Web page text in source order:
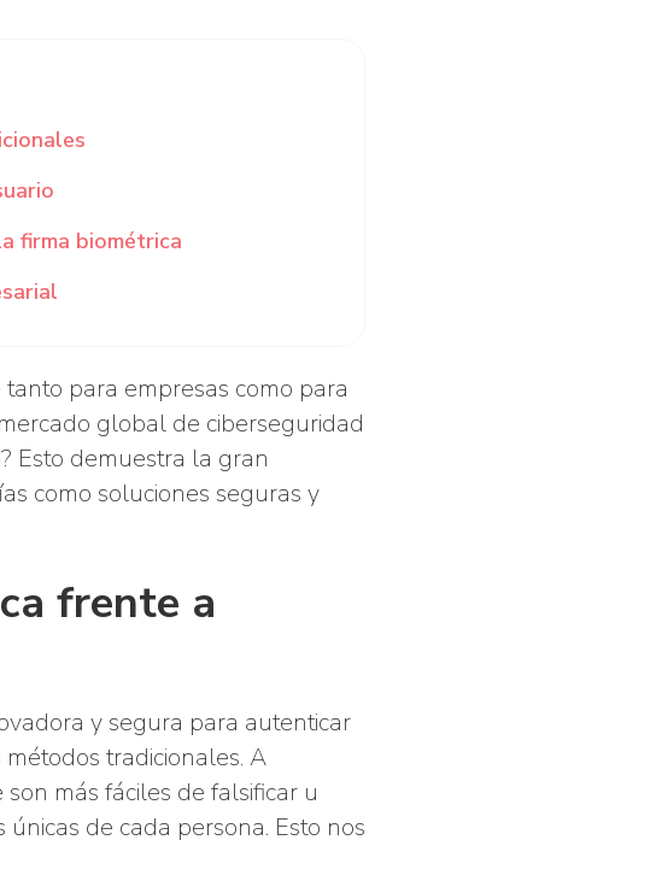
firma biométrica
para empresas como para
global de ciberseguridad
Esto demuestra la gran
como soluciones seguras y
frente a
y segura para autenticar
tradicionales. A
más fáciles de falsificar u
de cada persona. Esto nos